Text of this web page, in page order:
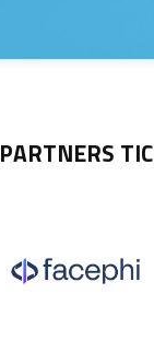
PARTNERS TIC